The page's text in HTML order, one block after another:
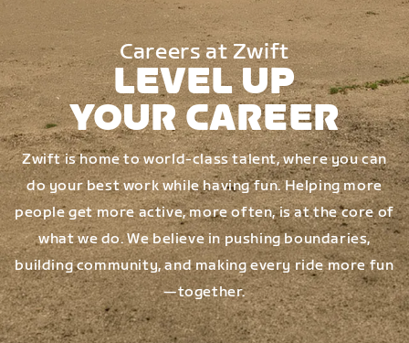
Careers at Zwift
LEVEL UP
YOUR CAREER
Zwift is home to world-class talent, where you can
do your best work while having fun. Helping more
people get more active, more often, is at the core of
what we do. We believe in pushing boundaries,
building community, and making every ride more fun
—together.